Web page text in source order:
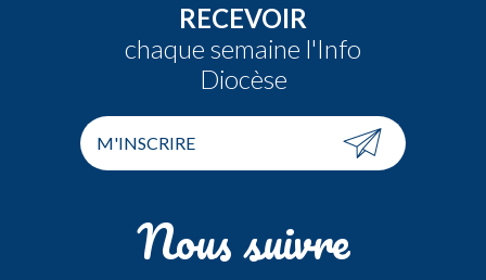
RECEVOIR
chaque semaine l'Info
Diocèse
M'INSCRIRE
Nous suivre